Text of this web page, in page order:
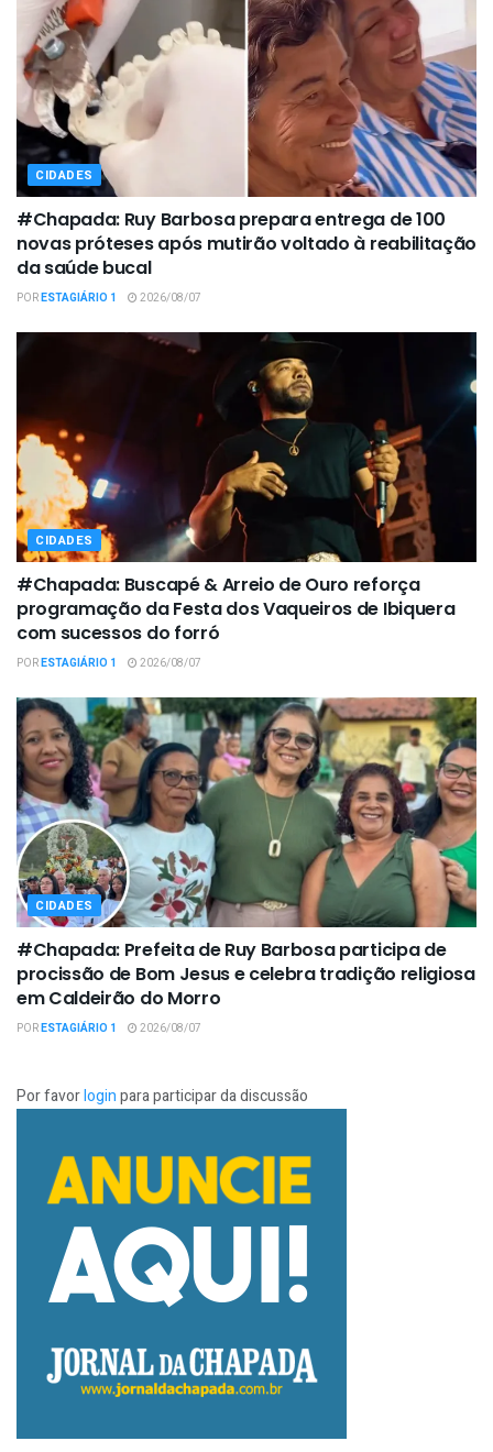
CIDADES
#Chapada: Ruy Barbosa prepara entrega de 100
novas próteses após mutirão voltado à reabilitação
da saúde bucal
PORESTAGIÁRIO 1 2026/08/07
CIDADES
#Chapada: Buscapé & Arreio de Ouro reforça
programação da Festa dos Vaqueiros de Ibiquera
com sucessos do forró
PORESTAGIÁRIO 1 2026/08/07
CIDADES
#Chapada: Prefeita de Ruy Barbosa participa de
procissão de Bom Jesus e celebra tradição religiosa
em Caldeirão do Morro
PORESTAGIÁRIO 1 2026/08/07
Por favorloginpara participar da discussão